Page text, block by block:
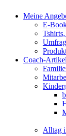
Meine
E-
Coach-Artikel
Alltag